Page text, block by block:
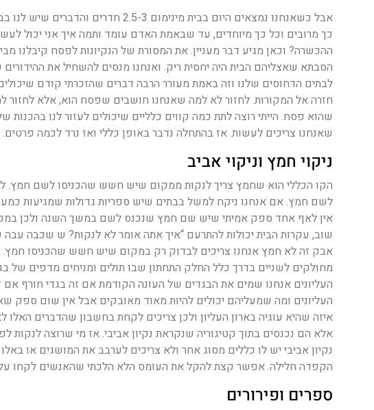
אבל כשאנחנו נמצאים היום בבית מינימום
כך מרובים וכל כך מיוחדים, עד שבאמת האדם עומד ותמה איך אני יכול
ההכשרה? וכאן מגיע דבר מעניין. את המסורת של הנקיונות לפסח קיבלנו
הסבתא שאצליהם הבית היה יחסית ריק. ואנחנו מנסים להשחיל את
לבתים הדחוסים שלנו וזה באמת מעורר הרבה דברים שהזכרתי קודם
חזרה אל המקורות. לחזור לא למה שאנחנו חושבים שפסח הוא, אלא לחזור
שהוא פסח. הייתי רוצה לתת כמה קווים כלליים שיכולים לעזור לנו בהכנות
שאנחנו צריכים לעשות. אז בהתחלה נדבר באופן כללי ואז נרד לכמה פרטים.
ניקוי חמץ וניקוי אביב
הקו הכללי הוא שחמץ צריך לנקות ממקום שיש חשש שהכניסו לשם חמץ.
לשם חמץ. אם אנחנו ניקח למשל בבתים שיש ספריות גדולות שמגיעות
אין לאף אחד ספק אמיתי שיש שם חמץ שנכנס לשם במשך השנה ולכן
שוב, עקרות הבית יכולות להתרעם “איך אתה אומר לא לנקות? ש שכבה
אבק זה לא חמץ אנחנו צריכים לבדוק רק במקום שיש חשש שהכניסו חמץ.
מחולקים לשניים בדרך כלל החלק התחתון שבו תולים ומניחים מדפים של
העליונים אנחנו שמים את הבגדים של העונה הקודמת אם זה בגדי חורף אם
העליונים ומה שמעליהם יכולים להיות מאוד מאובקים אבל אין שום
איזה שהיא עוגיה בארון העליון ולכן צריכים לקחת בחשבון שהדברים האלו
אלא הם נכנסים בתוך קטיגוריה שנקראת נקיון אביבי. אז מי שרוצה לנקות
נקיון אביבי יש לו כללים מסוג אחר ולא צריכים לערבב את המושגים או
הקפדה חלילה. אפשר קצת להקל את העומס הלא הלכתי שהאנשים לקחו
ספרים ופירורים